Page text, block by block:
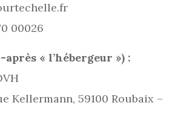
00026
après « l’hébergeur ») :
Kellermann, 59100 Roubaix –